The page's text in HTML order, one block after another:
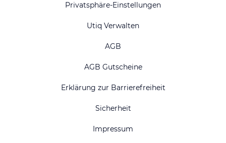
Privatsphäre-Einstellungen
Utiq Verwalten
AGB
AGB Gutscheine
Erklärung zur Barrierefreiheit
Sicherheit
Impressum